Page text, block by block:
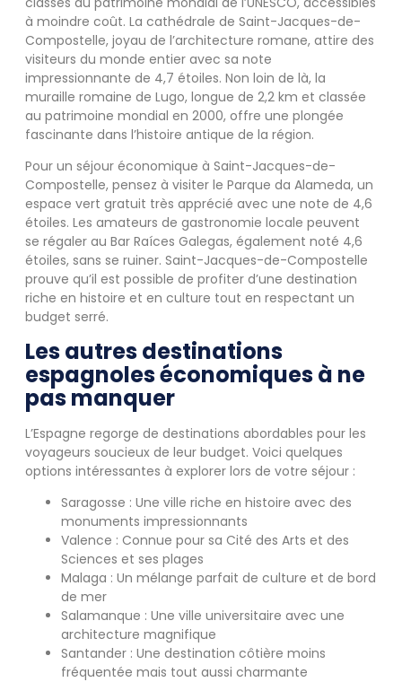
à moindre coût. La cathédrale de Saint-Jacques-de-
Compostelle, joyau de l’architecture romane, attire des
visiteurs du monde entier avec sa note
impressionnante de 4,7 étoiles. Non loin de là, la
muraille romaine de Lugo, longue de 2,2 km et classée
au patrimoine mondial en 2000, offre une plongée
fascinante dans l’histoire antique de la région.
Pour un séjour économique à Saint-Jacques-de-
Compostelle, pensez à visiter le Parque da Alameda, un
espace vert gratuit très apprécié avec une note de 4,6
étoiles. Les amateurs de gastronomie locale peuvent
se régaler au Bar Raíces Galegas, également noté 4,6
étoiles, sans se ruiner. Saint-Jacques-de-Compostelle
prouve qu’il est possible de profiter d’une destination
riche en histoire et en culture tout en respectant un
budget serré.
Les autres destinations
espagnoles économiques à ne
pas manquer
L’Espagne regorge de destinations abordables pour les
voyageurs soucieux de leur budget. Voici quelques
options intéressantes à explorer lors de votre séjour :
Saragosse : Une ville riche en histoire avec des
monuments impressionnants
Valence : Connue pour sa Cité des Arts et des
Sciences et ses plages
Malaga : Un mélange parfait de culture et de bord
de mer
Salamanque : Une ville universitaire avec une
architecture magnifique
Santander : Une destination côtière moins
fréquentée mais tout aussi charmante